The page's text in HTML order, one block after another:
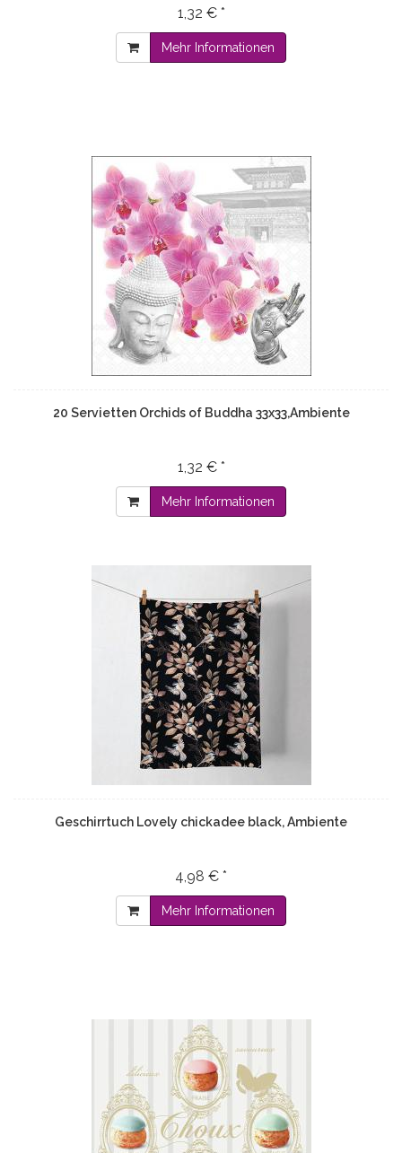
1,32 € *
Mehr Informationen
20 Servietten Orchids of Buddha 33x33,Ambiente
1,32 € *
Mehr Informationen
Geschirrtuch Lovely chickadee black, Ambiente
4,98 € *
Mehr Informationen